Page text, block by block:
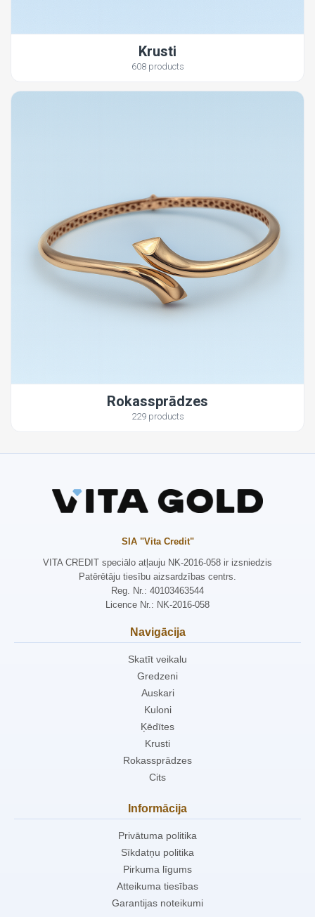
Krusti
608 products
Rokassprādzes
229 products
SIA "Vita Credit"
VITA CREDIT speciālo atļauju NK-2016-058 ir izsniedzis
Patērētāju tiesību aizsardzības centrs.
Reg. Nr.: 40103463544
Licence Nr.: NK-2016-058
Navigācija
Skatīt veikalu
Gredzeni
Auskari
Kuloni
Ķēdītes
Krusti
Rokassprādzes
Cits
Informācija
Privātuma politika
Sīkdatņu politika
Pirkuma līgums
Atteikuma tiesības
Garantijas noteikumi